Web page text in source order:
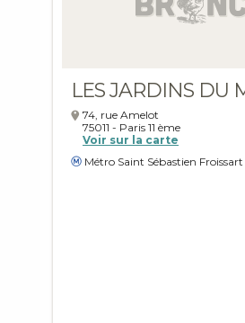
LES JARDINS DU
74, rue Amelot
75011 - Paris 11 ème
Voir sur la carte
Métro Saint Sébastien Froissart